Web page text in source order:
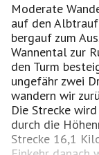
Moderate
auf den
bergauf zum
Wannental zur
den Turm
ungefähr zwei
wandern wir
Die Strecke
durch die
Strecke 16,1